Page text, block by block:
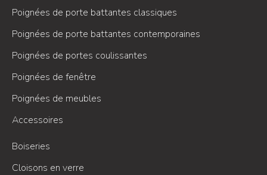
Poignées de porte battantes classiques
Poignées de porte battantes contemporaines
Poignées de portes coulissantes
Poignées de fenêtre
Poignées de meubles
Accessoires
Boiseries
Cloisons en verre